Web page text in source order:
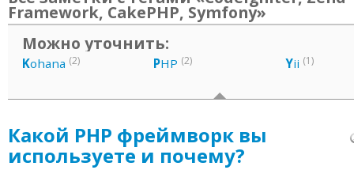
Framework, CakePHP, Symfony»
Можно уточнить:
Kohana (2) PHP (2) Yii (1)
Какой PHP фреймворк вы
используете и почему?